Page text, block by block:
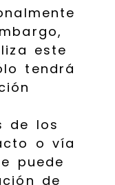
este
tendrá
de los
o vía
puede
de